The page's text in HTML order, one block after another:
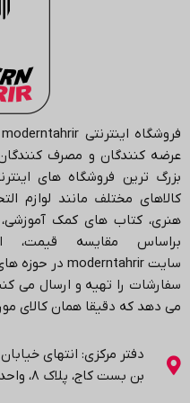
فروشگاه اینترنتی moderntahrir
عرضه کنندگان و مصرف
بزرگ ترین فروشگاه های
کالاهای مختلف مانند لوازم
هنری، کتاب های کمک
براساس مقایسه قیمت،
سایتmoderntahrir در حوزه
سفارشات را تهیه و ارسال می
می دهد که دقیقا همان کالای
دفتر مرکزی: انتهاي
بن بست کاج، پلاک ۸، واحد 1